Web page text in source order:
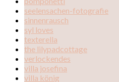
seelensachen-fotografie
sinnenrausch
syl loves
texterella
the lilypadcottage
verlockendes
villa josefina
villa könig